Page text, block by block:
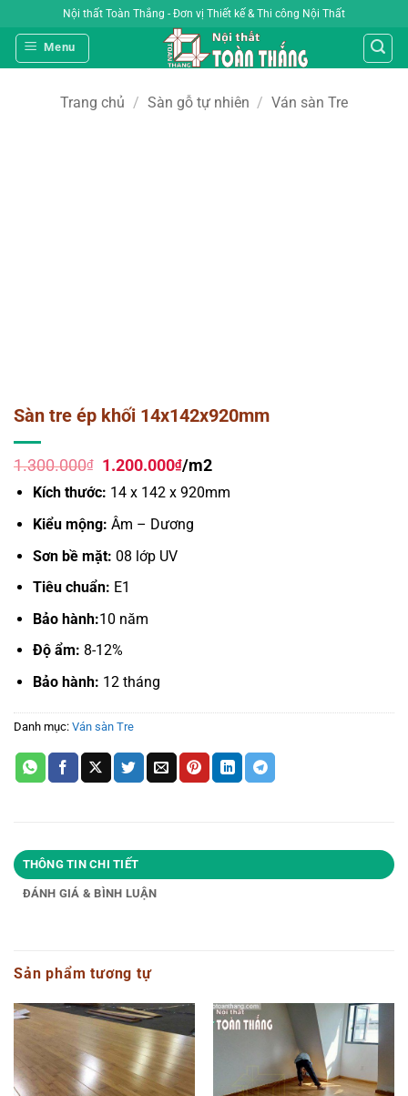
qua
nội
Nội thất Toàn Thắng - Đơn vị Thiết kế & Thi công Nội Thất
Menu
Trang chủ / Sàn gỗ tự nhiên / Ván sàn Tre
Sàn tre ép khối 14x142x920mm
1.300.000₫
Giá
là:
1.200.000₫Giá
tại
1.200.000₫.
/m2
Kích thước: 14 x 142 x 920mm
Kiểu mộng: Âm – Dương
Sơn bề mặt: 08 lớp UV
Tiêu chuẩn: E1
Bảo hành:10 năm
Độ ẩm: 8-12%
Bảo hành: 12 tháng
Danh mục: Ván sàn Tre
THÔNG TIN CHI TIẾT
ĐÁNH GIÁ & BÌNH LUẬN
Sản phẩm tương tự